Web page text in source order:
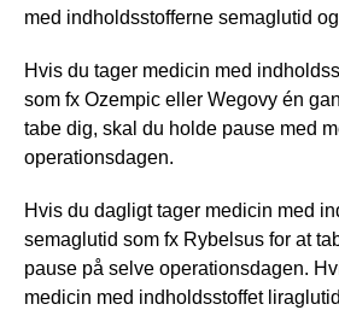
med indholdsstofferne semaglutid
Hvis du tager medicin med
som fx Ozempic eller Wegovy én
tabe dig, skal du holde pause med
operationsdagen.
Hvis du dagligt tager medicin med
semaglutid som fx Rybelsus for at
pause på selve operationsdagen.
medicin med indholdsstoffet